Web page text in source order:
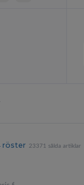
röster 23371 sålda artiklar